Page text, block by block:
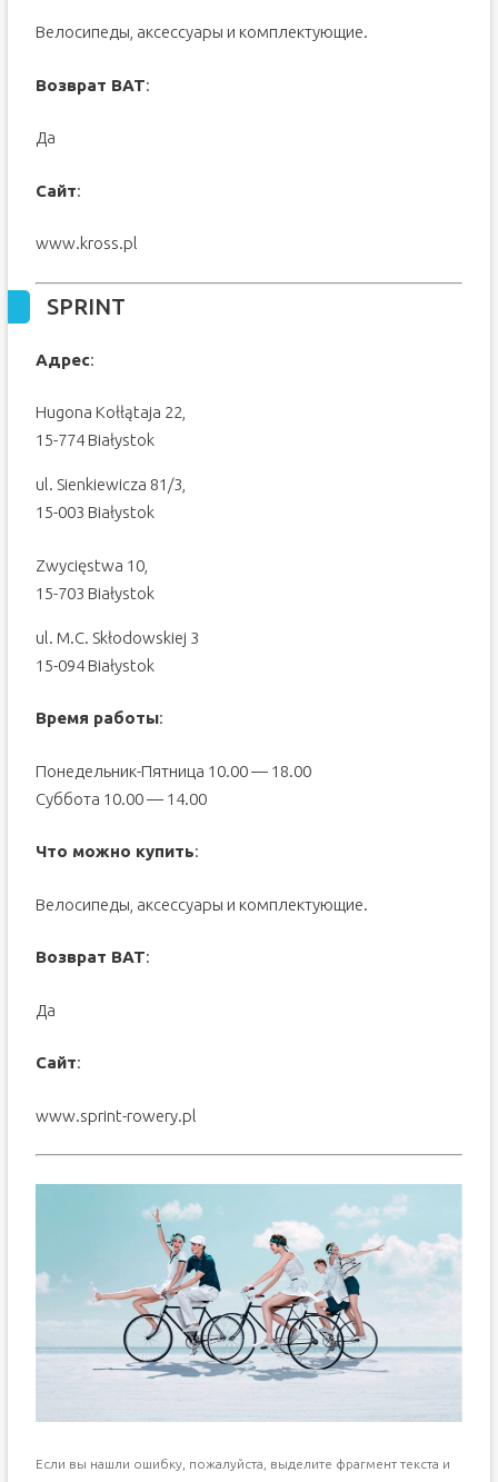
Велосипеды, аксессуары и комплектующие.
Возврат ВАТ:
Да
Сайт:
www.kross.pl
SPRINT
Адрес:
Hugona Kołłątaja 22,
15-774 Białystok
ul. Sienkiewicza 81/3,
15-003 Białystok
Zwycięstwa 10,
15-703 Białystok
ul. M.C. Skłodowskiej 3
15-094 Białystok
Время работы:
Понедельник-Пятница 10.00 — 18.00
Суббота 10.00 — 14.00
Что можно купить:
Велосипеды, аксессуары и комплектующие.
Возврат ВАТ:
Да
Сайт:
www.sprint-rowery.pl
Если вы нашли ошибку, пожалуйста, выделите фрагмент текста и